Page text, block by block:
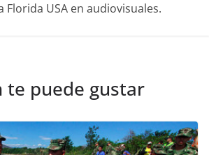
Florida USA en audiovisuales.
te puede gustar